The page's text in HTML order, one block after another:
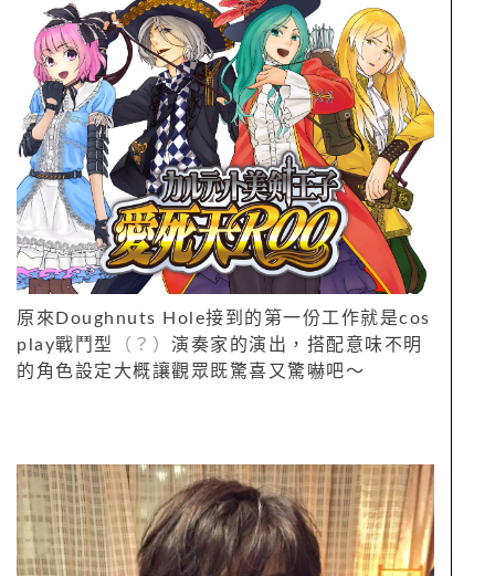
原來Doughnuts Hole接到的第一份工作就是cos
play戰鬥型
（？） 演奏家的演出，搭配意味不明
的角色設定大概讓觀眾既驚喜又驚嚇吧～